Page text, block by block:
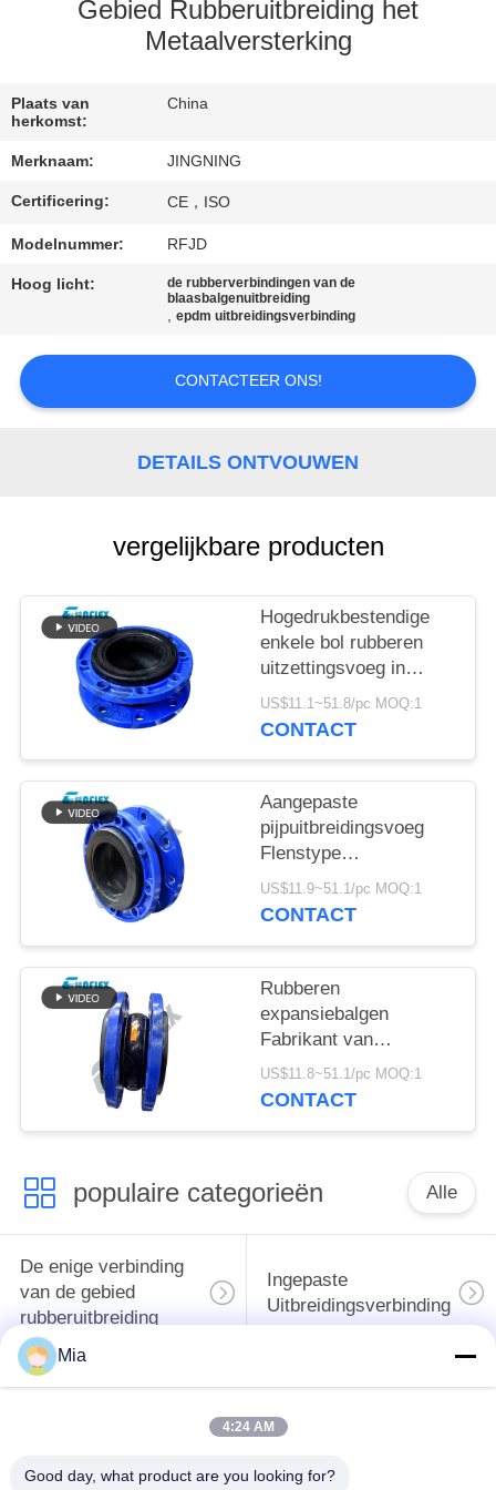
KWALITEITSCONTROLE
CONTACTEER
ONS
NIEUWS
VERZOEK
CITAAT
Gebied Rubberuitbreiding het
Metaalversterking
Plaats van
herkomst:
China
Merknaam: JINGNING
Certificering: CE，ISO
Modelnummer: RFJD
Hoog licht:
de rubberverbindingen van de
blaasbalgenuitbreiding
,epdm uitbreidingsverbinding
CONTACTEER ONS!
DETAILS ONTVOUWEN
vergelijkbare producten
Hogedrukbestendige
enkele bol rubberen
uitzettingsvoeg in
aangepast leidingwerk
US$11.1~51.8/pc MOQ:1
CONTACT
Aangepaste
pijpuitbreidingsvoeg
Flenstype
roestvrijstalen flexibele
verbinding
US$11.9~51.1/pc MOQ:1
CONTACT
Rubberen
expansiebalgen
Fabrikant van
geflensde rubberen
balgen
US$11.8~51.1/pc MOQ:1
CONTACT
populaire categorieën Alle
De enige verbinding
van de gebied
rubberuitbreiding
Ingepaste
Uitbreidingsverbinding
rubberuitbreidingsverbinding
De dubbele
Gebied
Mia
4:24 AM
Good day, what product are you looking for?